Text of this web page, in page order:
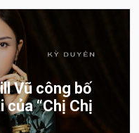
Vũ công bố
của “Chị Chị